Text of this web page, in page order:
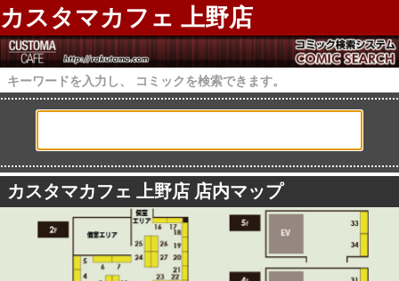
カスタマカフェ 上野店
キーワードを入力し、 コミックを検索できます。
カスタマカフェ 上野店 店内マップ